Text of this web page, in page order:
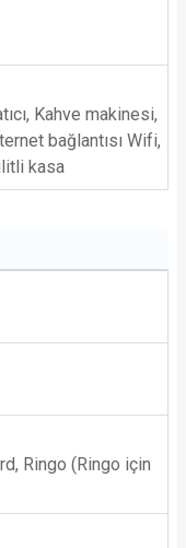
Kahve makinesi,
bağlantısı Wifi,
kasa
Ringo (Ringo için